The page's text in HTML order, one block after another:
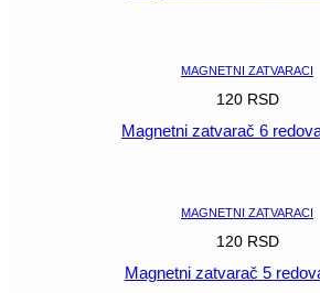
MAGNETNI ZATVARACI
120 RSD
Magnetni zatvarač 6
MAGNETNI ZATVARACI
120 RSD
Magnetni zatvarač 5